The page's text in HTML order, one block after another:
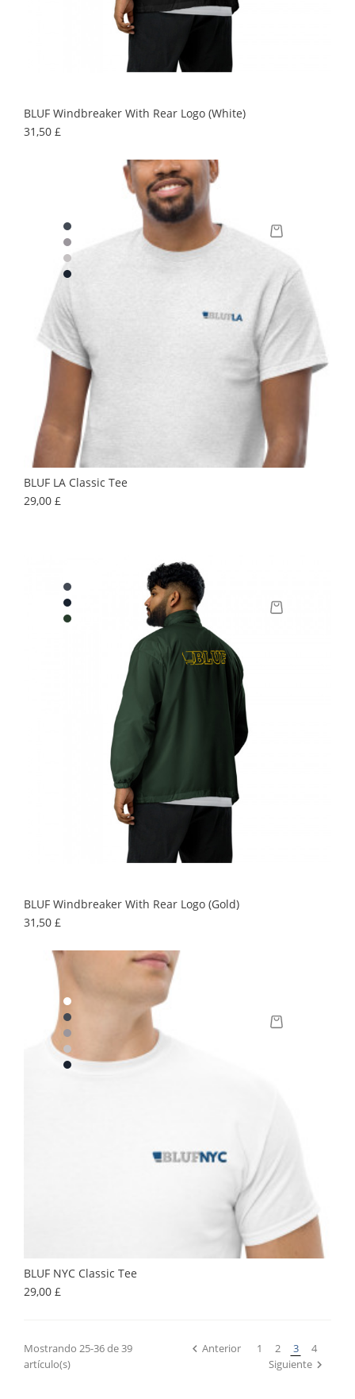
BLUF Windbreaker With Rear Logo (white)
31,50 £
BLUF LA Classic Tee
29,00 £
BLUF Windbreaker With Rear Logo (gold)
31,50 £
BLUF NYC Classic Tee
29,00 £
Mostrando 25-36 de 39
artículo(s)
Anterior 1 2 3
4
Siguiente 